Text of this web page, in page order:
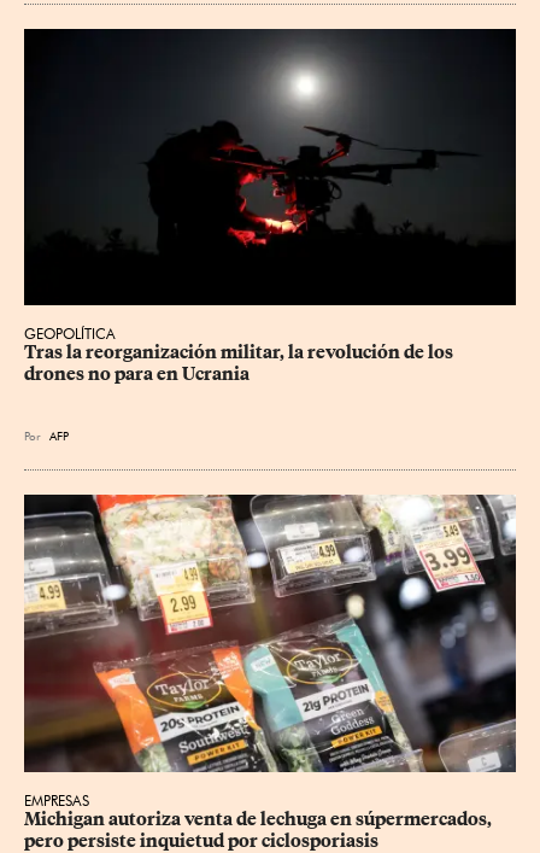
GEOPOLÍTICA
Tras la reorganización militar, la revolución de los
drones no para en Ucrania
Por AFP
EMPRESAS
Michigan autoriza venta de lechuga en súpermercados,
pero persiste inquietud por ciclosporiasis